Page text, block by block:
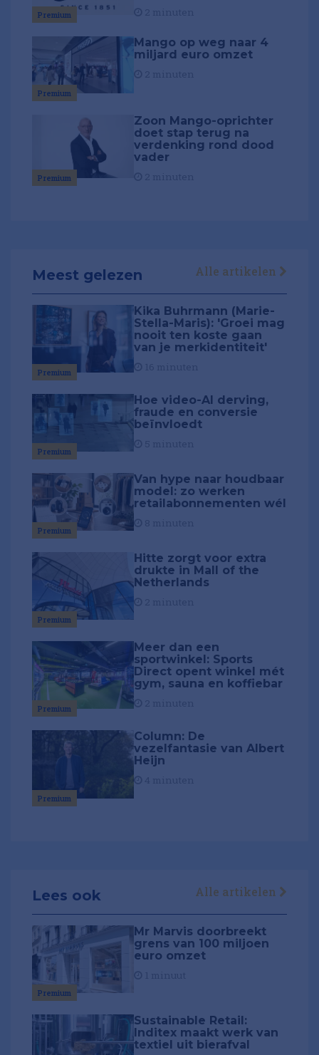
Premium
Premium
Mango op weg naar 4
miljard euro omzet
Premium
Zoon Mango-oprichter
doet stap terug na
verdenking rond dood
vader
Meest gelezen Alle artikelen
Premium
Kika Buhrmann (Marie-
Stella-Maris): 'Groei mag
nooit ten koste gaan
van je merkidentiteit'
Premium
Hoe video-AI derving,
fraude en conversie
beïnvloedt
Premium
Van hype naar houdbaar
model: zo werken
retailabonnementen wél
Premium
Hitte zorgt voor extra
drukte in Mall of the
Netherlands
Premium
Meer dan een
sportwinkel: Sports
Direct opent winkel mét
gym, sauna en koffiebar
Premium
Column: De
vezelfantasie van Albert
Heijn
Lees ook Alle artikelen
Premium
Mr Marvis doorbreekt
grens van 100 miljoen
euro omzet
Sustainable Retail:
Inditex maakt werk van
textiel uit bierafval